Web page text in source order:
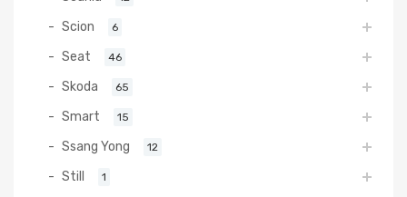
Scion 6
Seat 46
Skoda 65
Smart 15
Ssang Yong 12
Still 1